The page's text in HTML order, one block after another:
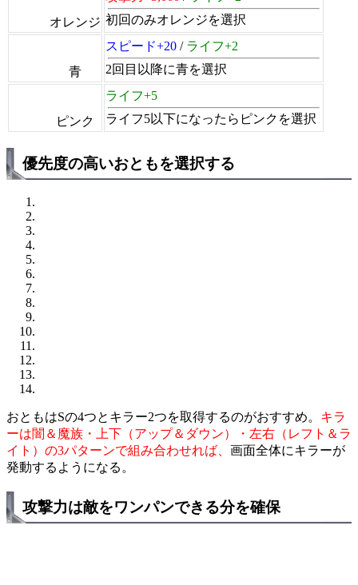
オレンジ 初回のみオレンジを選択
青
スピード+20 / ライフ+2
2回目以降に青を選択
ピンク
ライフ+5
ライフ5以下になったらピンクを選択
優先度の高いおともを選択する
おともはSの4つとキラー2つを取得するのがおすすめ。 キラ
ーは闇＆魔族・上下（アップ＆ダウン）・左右（レフト＆ラ
イト）の3パターンで組み合わせれば、 画面全体にキラーが
発動するようになる。
攻撃力は敵をワンパンできる分を確保